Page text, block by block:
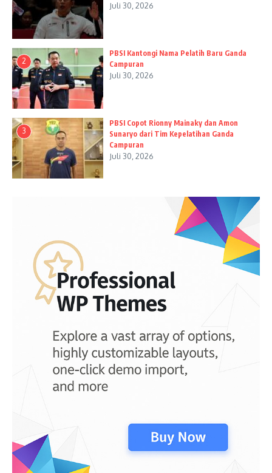
Juli 30, 2026
2
PBSI Kantongi Nama Pelatih Baru Ganda
Campuran
Juli 30, 2026
3
PBSI Copot Rionny Mainaky dan Amon
Sunaryo dari Tim Kepelatihan Ganda
Campuran
Juli 30, 2026